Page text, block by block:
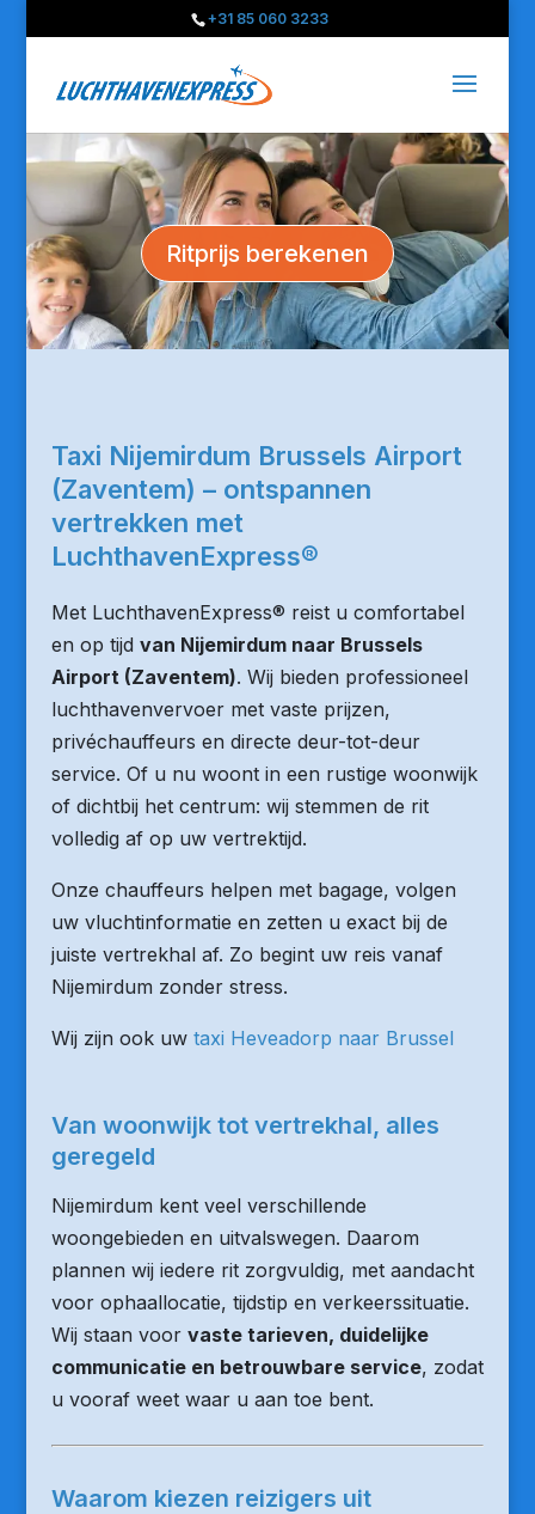
+31 85 060 3233
Ritprijs berekenen
Taxi Nijemirdum Brussels Airport
(Zaventem) – ontspannen
vertrekken met
LuchthavenExpress®
Met LuchthavenExpress® reist u comfortabel
en op tijd van Nijemirdum naar Brussels
Airport (Zaventem). Wij bieden professioneel
luchthavenvervoer met vaste prijzen,
privéchauffeurs en directe deur-tot-deur
service. Of u nu woont in een rustige woonwijk
of dichtbij het centrum: wij stemmen de rit
volledig af op uw vertrektijd.
Onze chauffeurs helpen met bagage, volgen
uw vluchtinformatie en zetten u exact bij de
juiste vertrekhal af. Zo begint uw reis vanaf
Nijemirdum zonder stress.
Wij zijn ook uw taxi Heveadorp naar Brussel
Van woonwijk tot vertrekhal, alles
geregeld
Nijemirdum kent veel verschillende
woongebieden en uitvalswegen. Daarom
plannen wij iedere rit zorgvuldig, met aandacht
voor ophaallocatie, tijdstip en verkeerssituatie.
Wij staan voor vaste tarieven, duidelijke
communicatie en betrouwbare service, zodat
u vooraf weet waar u aan toe bent.
Waarom kiezen reizigers uit